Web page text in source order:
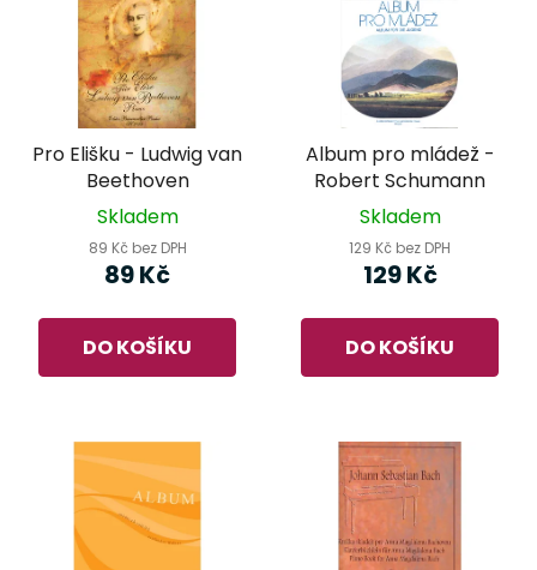
Pro Elišku - Ludwig van
Beethoven
Skladem
89 Kč bez DPH
89 Kč
DO KOŠÍKU
Album pro mládež -
Robert Schumann
Skladem
129 Kč bez DPH
129 Kč
DO KOŠÍKU